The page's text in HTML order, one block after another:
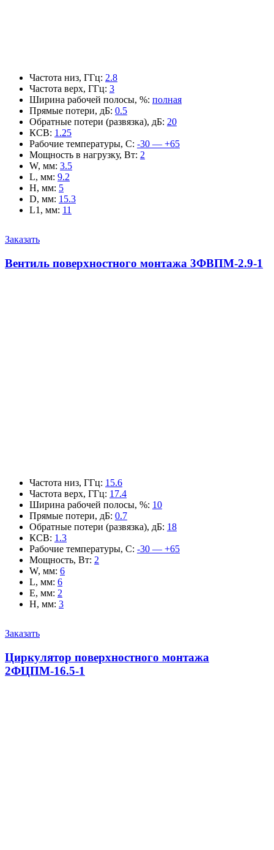
Частота низ, ГГц: 2.8
Частота верх, ГГц: 3
Ширина рабочей полосы, %: полная
Прямые потери, дБ: 0.5
Обратные потери (развязка), дБ: 20
КСВ: 1.25
Рабочие температуры, С: -30 — +65
Мощность в нагрузку, Вт: 2
W, мм: 3.5
L, мм: 9.2
H, мм: 5
D, мм: 15.3
L1, мм: 11
Заказать
Вентиль поверхностного монтажа 3ФВПМ-2.9-1
Частота низ, ГГц: 15.6
Частота верх, ГГц: 17.4
Ширина рабочей полосы, %: 10
Прямые потери, дБ: 0.7
Обратные потери (развязка), дБ: 18
КСВ: 1.3
Рабочие температуры, С: -30 — +65
Мощность, Вт: 2
W, мм: 6
L, мм: 6
E, мм: 2
H, мм: 3
Заказать
Циркулятор поверхностного монтажа
2ФЦПМ-16.5-1